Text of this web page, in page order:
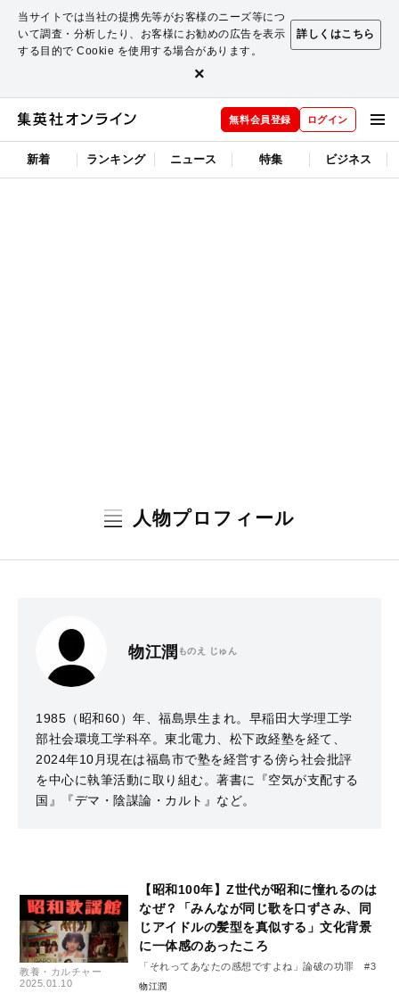
当サイトでは当社の提携先等がお客様のニーズ等につ
いて調査・分析したり、お客様にお勧めの広告を表示
する目的で Cookie を使用する場合があります。
詳しくはこちら
×
無料会員登録 ログイン
新着 ランキング ニュース 特集 ビジネス
人物プロフィール
物江潤 ものえ じゅん
1985（昭和60）年、福島県生まれ。早稲田大学理工学
部社会環境工学科卒。東北電力、松下政経塾を経て、
2024年10月現在は福島市で塾を経営する傍ら社会批評
を中心に執筆活動に取り組む。著書に『空気が支配する
国』『デマ・陰謀論・カルト』など。
教養・カルチャー
2025.01.10
【昭和100年】Z世代が昭和に憧れるのは
なぜ？「みんなが同じ歌を口ずさみ、同
じアイドルの髪型を真似する」文化背景
に一体感のあったころ
「それってあなたの感想ですよね」論破の功罪 #3
物江潤